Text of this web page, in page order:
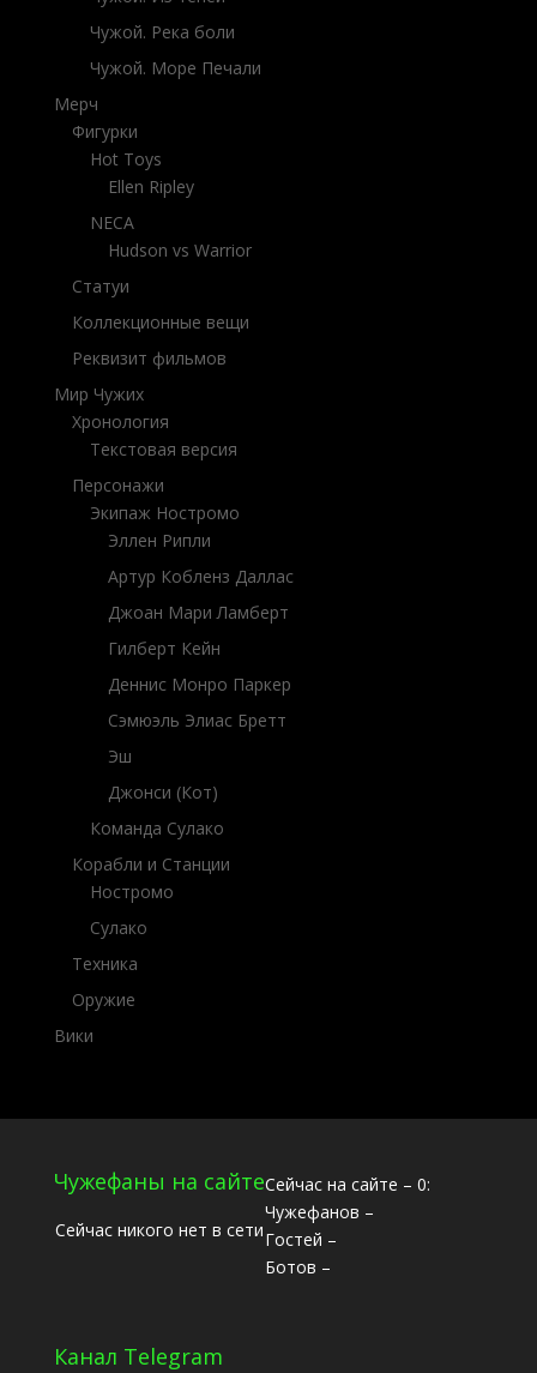
Чужой. Река боли
Чужой. Море Печали
Мерч
Фигурки
Hot Toys
Ellen Ripley
NECA
Hudson vs Warrior
Статуи
Коллекционные вещи
Реквизит фильмов
Мир Чужих
Хронология
Текстовая версия
Персонажи
Экипаж Ностромо
Эллен Рипли
Артур Кобленз Даллас
Джоан Мари Ламберт
Гилберт Кейн
Деннис Монро Паркер
Сэмюэль Элиас Бретт
Эш
Джонси (Кот)
Команда Сулако
Корабли и Станции
Ностромо
Сулако
Техника
Оружие
Вики
Чужефаны на сайте
Сейчас никого нет в сети
Сейчас на сайте – 0:
Чужефанов –
Гостей –
Ботов –
Канал Telegram